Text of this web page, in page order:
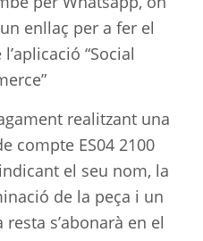
enllaç per a fer el
“Social
realitzant una
compte ES04 2100
el seu nom, la
de la peça i un
s’abonarà en el